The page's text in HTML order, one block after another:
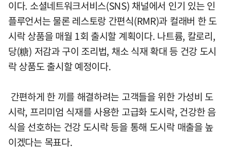
이다. 소셜네트워크서비스(SNS) 채널에서 인기 있는 인
플루언서는 물론 레스토랑 간편식(RMR)과 컬래버 한 도
시락 상품을 매월 1회 출시할 계획이다. 나트륨, 칼로리,
당(糖) 저감과 구이 조리법, 채소 식재 확대 등 건강 도시
락 상품도 출시할 예정이다.
간편하게 한 끼를 해결하려는 고객들을 위한 가성비 도
시락, 프리미엄 식재를 사용한 고급화 도시락, 건강한 음
식을 선호하는 건강 도시락 등을 통해 도시락 매출을 높
이겠다는 목표다.